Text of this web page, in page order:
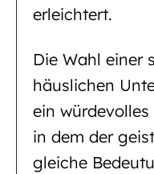
erleichtert.
Die Wahl einer
häuslichen
ein
in dem der
gleiche